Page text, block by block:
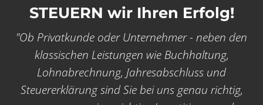
STEUERN wir Ihren Erfolg!
"Ob Privatkunde oder Unternehmer - neben den
klassischen Leistungen wie Buchhaltung,
Lohnabrechnung, Jahresabschluss und
Steuererklärung sind Sie bei uns genau richtig,